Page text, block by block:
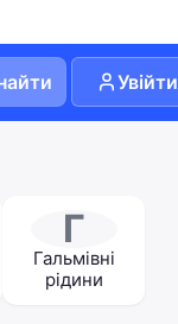
Увійти
Г
Гальмівні
рідини